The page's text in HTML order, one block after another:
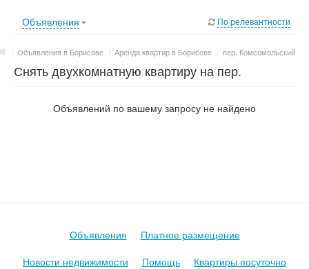
Объявления По релевантности
Объявления в Борисове / Аренда квартир в Борисове / пер. Комсомольский
Снять двухкомнатную квартиру на пер.
Объявлений по вашему запросу не найдено
Объявления
Платное размещение
Новости недвижимости
Помощь
Квартиры посуточно